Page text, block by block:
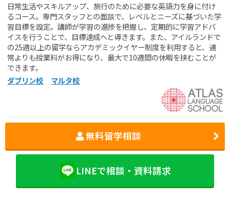
日常生活やスキルアップ、旅行のために必要な英語力を身に付け
るコース。専門スタッフとの面談で、レベルとニーズに基づいた学
習目標を設定。講師が学習の進捗を把握し、定期的に学習アドバ
イスを行うことで、目標達成へと導きます。また、アイルランドで
の25週以上の留学ならアカデミックイヤー制度を利用すると、通
常よりも授業料がお得になり、最大で10週間の休暇を挟むことが
できます。
ダブリン校
マルタ校
無料留学相談
LINEで相談・資料請求